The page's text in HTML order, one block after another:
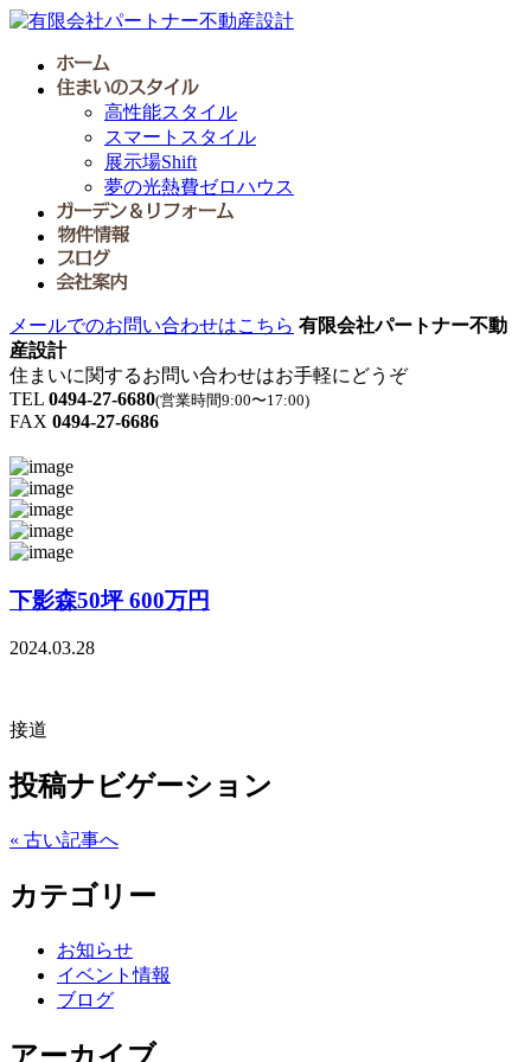
高性能スタイル
スマートスタイル
展示場Shift
夢の光熱費ゼロハウス
メールでのお問い合わせはこちら 有限会社パートナー不動
産設計
住まいに関するお問い合わせはお手軽にどうぞ
TEL 0494-27-6680(営業時間9:00〜17:00)
FAX 0494-27-6686
下影森50坪 600万円
2024.03.28
接道
投稿ナビゲーション
« 古い記事へ
カテゴリー
お知らせ
イベント情報
ブログ